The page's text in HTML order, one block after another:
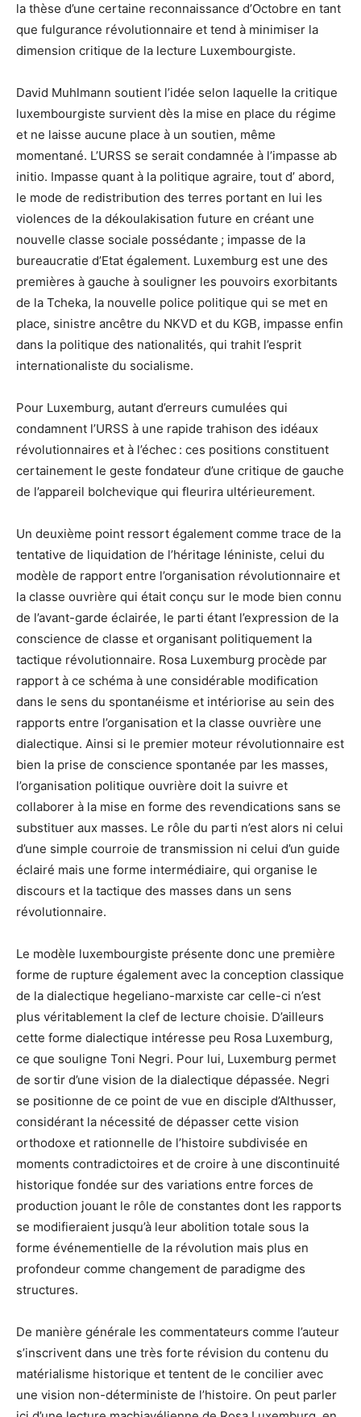
la thèse d’une certaine reconnaissance d’Octobre en tant
que fulgurance révolutionnaire et tend à minimiser la
dimension critique de la lecture Luxembourgiste.
David Muhlmann soutient l’idée selon laquelle la critique
luxembourgiste survient dès la mise en place du régime
et ne laisse aucune place à un soutien, même
momentané. L’URSS se serait condamnée à l’impasse ab
initio. Impasse quant à la politique agraire, tout d’ abord,
le mode de redistribution des terres portant en lui les
violences de la dékoulakisation future en créant une
nouvelle classe sociale possédante ; impasse de la
bureaucratie d’Etat également. Luxemburg est une des
premières à gauche à souligner les pouvoirs exorbitants
de la Tcheka, la nouvelle police politique qui se met en
place, sinistre ancêtre du NKVD et du KGB, impasse enfin
dans la politique des nationalités, qui trahit l’esprit
internationaliste du socialisme.
Pour Luxemburg, autant d’erreurs cumulées qui
condamnent l’URSS à une rapide trahison des idéaux
révolutionnaires et à l’échec : ces positions constituent
certainement le geste fondateur d’une critique de gauche
de l’appareil bolchevique qui fleurira ultérieurement.
Un deuxième point ressort également comme trace de la
tentative de liquidation de l’héritage léniniste, celui du
modèle de rapport entre l’organisation révolutionnaire et
la classe ouvrière qui était conçu sur le mode bien connu
de l’avant-garde éclairée, le parti étant l’expression de la
conscience de classe et organisant politiquement la
tactique révolutionnaire. Rosa Luxemburg procède par
rapport à ce schéma à une considérable modification
dans le sens du spontanéisme et intériorise au sein des
rapports entre l’organisation et la classe ouvrière une
dialectique. Ainsi si le premier moteur révolutionnaire est
bien la prise de conscience spontanée par les masses,
l’organisation politique ouvrière doit la suivre et
collaborer à la mise en forme des revendications sans se
substituer aux masses. Le rôle du parti n’est alors ni celui
d’une simple courroie de transmission ni celui d’un guide
éclairé mais une forme intermédiaire, qui organise le
discours et la tactique des masses dans un sens
révolutionnaire.
Le modèle luxembourgiste présente donc une première
forme de rupture également avec la conception classique
de la dialectique hegeliano-marxiste car celle-ci n’est
plus véritablement la clef de lecture choisie. D’ailleurs
cette forme dialectique intéresse peu Rosa Luxemburg,
ce que souligne Toni Negri. Pour lui, Luxemburg permet
de sortir d’une vision de la dialectique dépassée. Negri
se positionne de ce point de vue en disciple d’Althusser,
considérant la nécessité de dépasser cette vision
orthodoxe et rationnelle de l’histoire subdivisée en
moments contradictoires et de croire à une discontinuité
historique fondée sur des variations entre forces de
production jouant le rôle de constantes dont les rapports
se modifieraient jusqu’à leur abolition totale sous la
forme événementielle de la révolution mais plus en
profondeur comme changement de paradigme des
structures.
De manière générale les commentateurs comme l’auteur
s’inscrivent dans une très forte révision du contenu du
matérialisme historique et tentent de le concilier avec
une vision non-déterministe de l’histoire. On peut parler